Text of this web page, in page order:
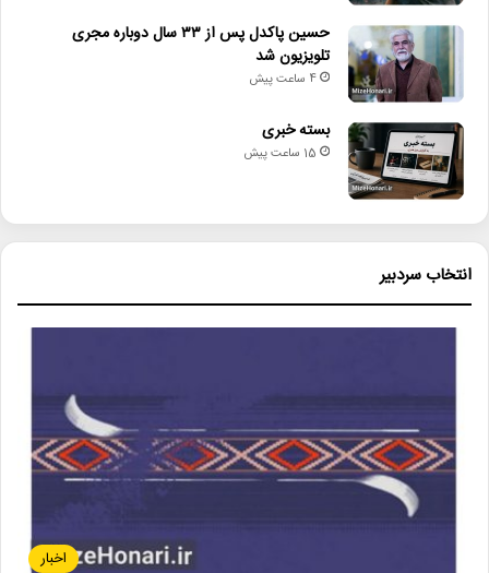
حسین پاکدل پس از ۳۳ سال دوباره مجری
تلویزیون شد
4 ساعت پیش
بسته خبری
15 ساعت پیش
انتخاب سردبیر
اخبار